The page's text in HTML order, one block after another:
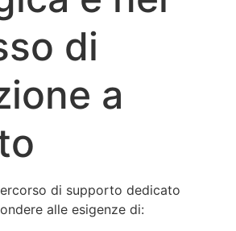
di
a
di supporto dedicato
alle esigenze di: